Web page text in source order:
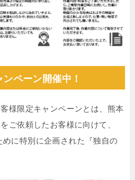
ペーン開催中！
様限定キャンペーンとは、熊本
ご依頼したお客様に向けて、
めに特別に企画された『独自の